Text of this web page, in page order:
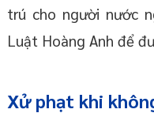
trú cho người nước
Luật Hoàng Anh để
Xử phạt khi